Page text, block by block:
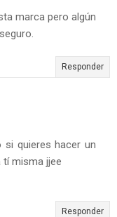
marca pero algún
Responder
quieres hacer un
tí misma jjee
Responder